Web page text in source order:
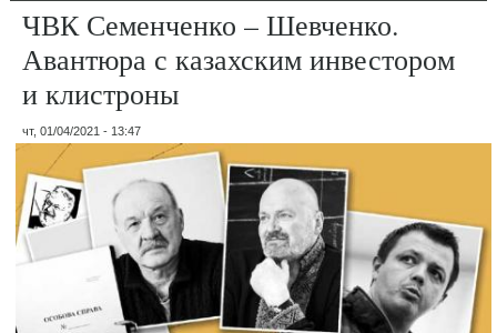
ЧВК Семенченко – Шевченко.
Авантюра с казахским инвестором
и клистроны
чт, 01/04/2021 - 13:47